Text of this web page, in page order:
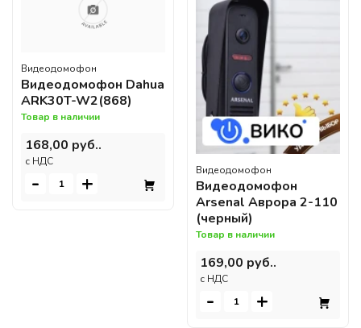
Видеодомофон
Видеодомофон Dahua
ARK30T-W2(868)
Товар в наличии
168,00 руб..
c НДС
- + Видеодомофон
Видеодомофон
Arsenal Аврора 2-110
(черный)
Товар в наличии
169,00 руб..
c НДС
- +